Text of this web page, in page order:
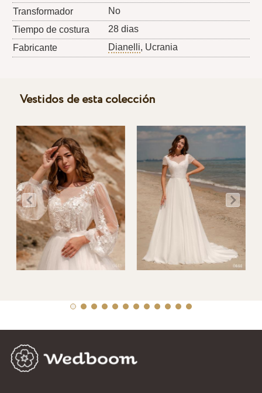
Transformador
No
Tiempo de costura
28 dias
Fabricante
Dianelli, Ucrania
Vestidos de esta colección